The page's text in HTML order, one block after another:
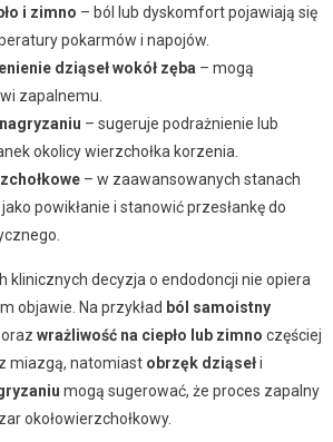
i zimno – ból lub dyskomfort pojawiają się
pokarmów i napojów.
dziąseł wokół zęba – mogą
zapalnemu.
– sugeruje podrażnienie lub
okolicy wierzchołka korzenia.
– w zaawansowanych stanach
powikłanie i stanowić przesłankę do
klinicznych decyzja o endodoncji nie opiera
objawie. Na przykład ból samoistny
wrażliwość na ciepło lub zimno częściej
miazgą, natomiast obrzęk dziąsełi
mogą sugerować, że proces zapalny
okołowierzchołkowy.